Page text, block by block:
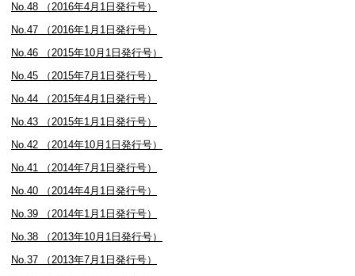
No.48 （2016年4月1日発行号）
No.47 （2016年1月1日発行号）
No.46 （2015年10月1日発行号）
No.45 （2015年7月1日発行号）
No.44 （2015年4月1日発行号）
No.43 （2015年1月1日発行号）
No.42 （2014年10月1日発行号）
No.41 （2014年7月1日発行号）
No.40 （2014年4月1日発行号）
No.39 （2014年1月1日発行号）
No.38 （2013年10月1日発行号）
No.37 （2013年7月1日発行号）